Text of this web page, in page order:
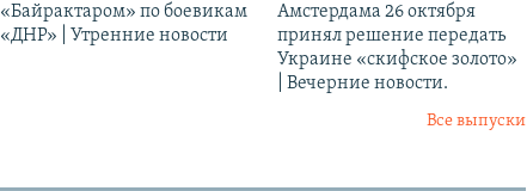
«Байрактаром» по боевикам
«ДНР» | Утренние новости
Амстердама 26 октября
принял решение передать
Украине «скифское золото»
| Вечерние новости.
Все выпуски